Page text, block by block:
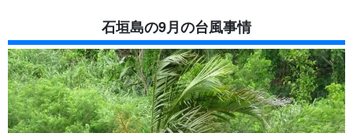
石垣島の9月の台風事情